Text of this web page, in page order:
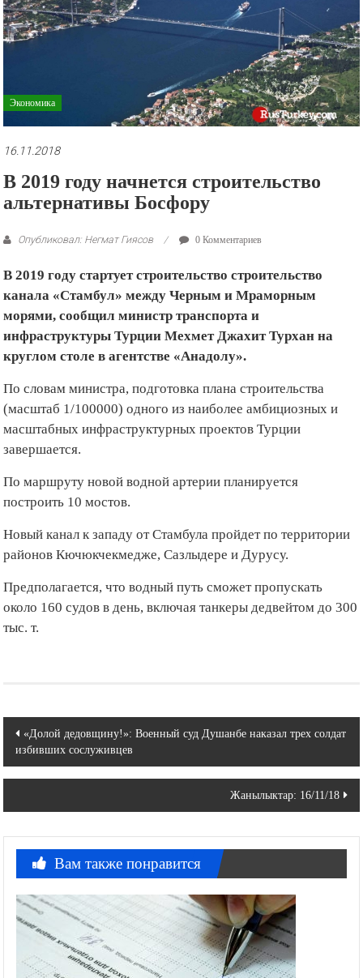
рекламные
ролики
Экономика
16.11.2018
В 2019 году начнется строительство
альтернативы Босфору
Опубликовал: Негмат Гиясов 0 Комментариев
В 2019 году стартует строительство строительство
канала «Стамбул» между Черным и Мраморным
морями, сообщил министр транспорта и
инфраструктуры Турции Мехмет Джахит Турхан на
круглом столе в агентстве «Анадолу».
По словам министра, подготовка плана строительства
(масштаб 1/100000) одного из наиболее амбициозных и
масштабных инфраструктурных проектов Турции
завершается.
По маршруту новой водной артерии планируется
построить 10 мостов.
Новый канал к западу от Стамбула пройдет по территории
районов Кючюкчекмедже, Сазлыдере и Дурусу.
Предполагается, что водный путь сможет пропускать
около 160 судов в день, включая танкеры дедвейтом до 300
тыс. т.
Навигация
по
«Долой дедовщину!»: Военный суд Душанбе наказал трех солдат
избивших сослуживцев
Жанылыктар: 16/11/18
Вам также понравится